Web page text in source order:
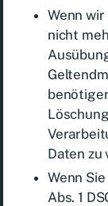
Wenn
nicht
Daten zu
Wenn
Abs. 1